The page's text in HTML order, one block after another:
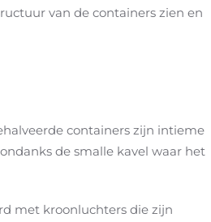
van de containers zien en
containers zijn intieme
de smalle kavel waar het
met kroonluchters die zijn